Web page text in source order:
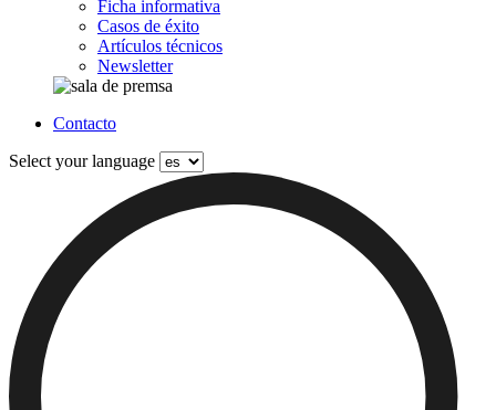
Ficha informativa
Casos de éxito
Artículos técnicos
Newsletter
Contacto
Select your language